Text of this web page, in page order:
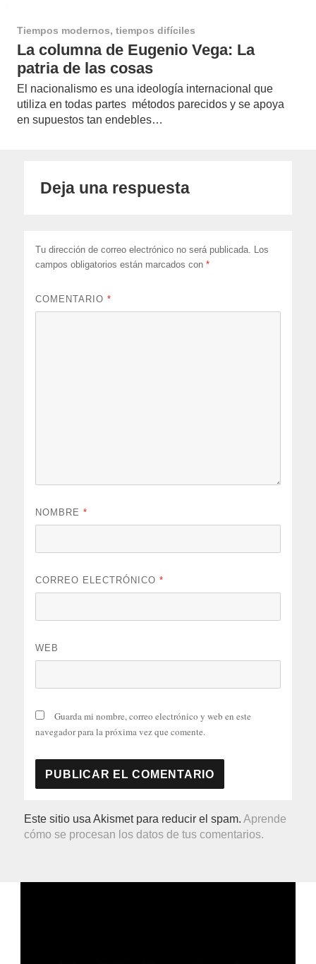
Tiempos modernos, tiempos difíciles
La columna de Eugenio Vega: La
patria de las cosas
El nacionalismo es una ideología internacional que
utiliza en todas partes métodos parecidos y se apoya
en supuestos tan endebles…
Deja una respuesta
Tu dirección de correo electrónico no será publicada. Los
campos obligatorios están marcados con*
COMENTARIO*
NOMBRE*
CORREO ELECTRÓNICO*
WEB
Guarda mi nombre, correo electrónico y web en este
navegador para la próxima vez que comente.
Este sitio usa Akismet para reducir el spam.Aprende
cómo se procesan los datos de tus comentarios.